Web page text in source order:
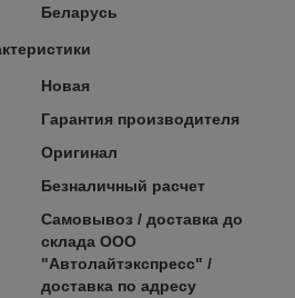
Беларусь
Новая
Гарантия производителя
Оригинал
Безналичный расчет
Самовывоз / доставка до
склада ООО
"Автолайтэкспресс" /
доставка по адресу